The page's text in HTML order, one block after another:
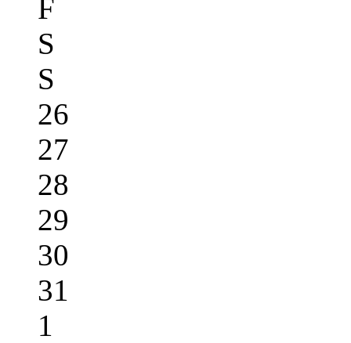
F
S
S
26
27
28
29
30
31
1